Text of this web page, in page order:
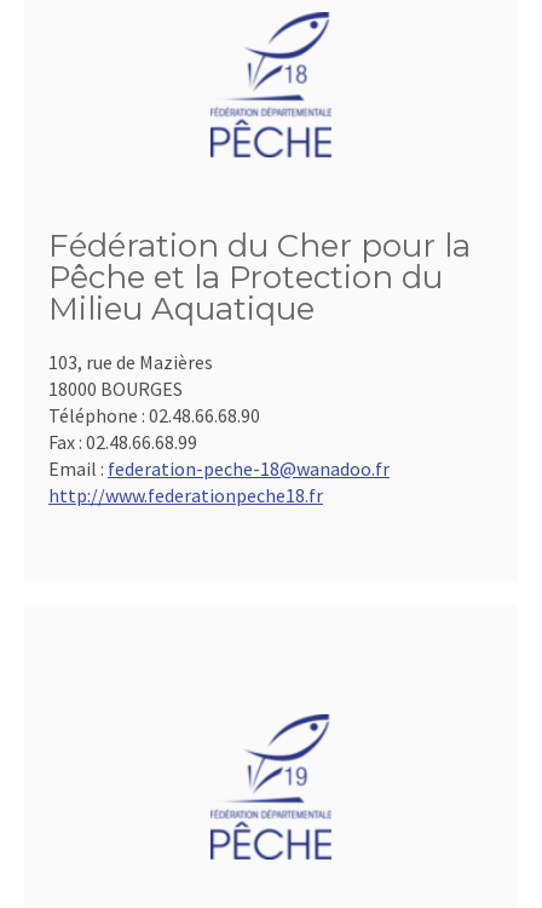
Fédération du Cher pour la
Pêche et la Protection du
Milieu Aquatique
103, rue de Mazières
18000 BOURGES
Téléphone : 02.48.66.68.90
Fax : 02.48.66.68.99
Email : federation-peche-18@wanadoo.fr
http://www.federationpeche18.fr